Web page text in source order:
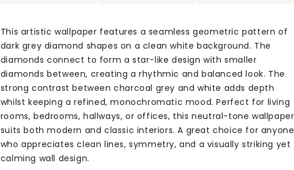
This artistic wallpaper features a seamless geometric pattern of
dark grey diamond shapes on a clean white background. The
diamonds connect to form a star-like design with smaller
diamonds between, creating a rhythmic and balanced look. The
strong contrast between charcoal grey and white adds depth
whilst keeping a refined, monochromatic mood. Perfect for living
rooms, bedrooms, hallways, or offices, this neutral-tone wallpaper
suits both modern and classic interiors. A great choice for anyone
who appreciates clean lines, symmetry, and a visually striking yet
calming wall design.